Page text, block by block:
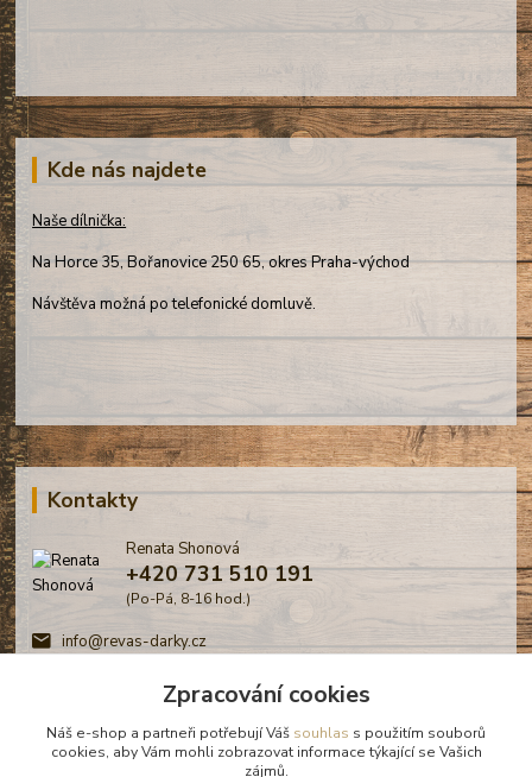
Kde nás najdete
Naše dílnička:
Na Horce 35, Bořanovice 250 65, okres Praha-východ
Návštěva možná po telefonické domluvě.
Kontakty
Renata Shonová
+420 731 510 191
(Po-Pá, 8-16 hod.)
info@revas-darky.cz
Zpracování cookies
Náš e-shop a partneři potřebují Váš souhlas s použitím souborů
cookies, aby Vám mohli zobrazovat informace týkající se Vašich
zájmů.